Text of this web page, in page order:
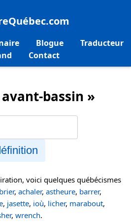
Blogue
Traducteur
Contact
bassin »
voici quelques québécismes
, achaler, astheure, barrer,
, jasette, ioù, licher, marabout,
, wrench.